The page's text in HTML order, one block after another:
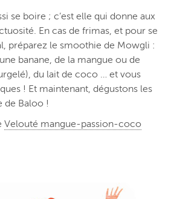
se boire ; c’est elle qui donne aux
En cas de frimas, et pour se
préparez le smoothie de Mowgli :
banane, de la mangue ou de
du lait de coco … et vous
! Et maintenant, dégustons les
de Baloo !
Velouté mangue-passion-coco